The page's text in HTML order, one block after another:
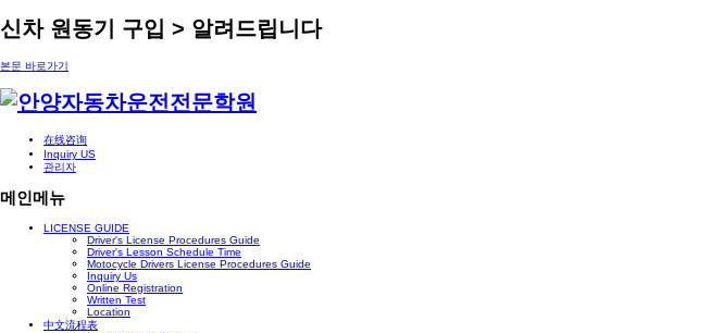
신차 원동기 구입 > 알려드립니다
본문 바로가기
在线咨询
Inquiry US
관리자
메인메뉴
LICENSE GUIDE
Driver's License Procedures Guide
Driver's Lesson Schedule Time
Motocycle Drivers License Procedures Guide
Inquiry Us
Online Registration
Written Test
Location
中文流程表